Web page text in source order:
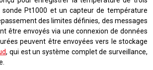
sonde Pt1000 et un capteur de température
des limites définies, des messages
être envoyés via une connexion de données
peuvent être envoyées vers le stockage
, qui est un système complet de surveillance,